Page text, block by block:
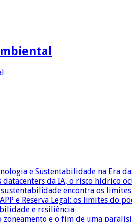
e Sustentabilidade na Era
datacenters da IA, o risco hídrico
encontra os
e Reserva Legal: os limites do
e resiliência
zoneamento e o fim de uma